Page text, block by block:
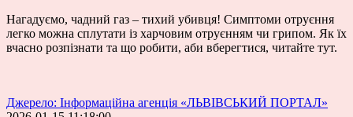
Нагадуємо, чадний газ – тихий убивця! Симптоми отруєння
легко можна сплутати із харчовим отруєнням чи грипом. Як їх
вчасно розпізнати та що робити, аби вберегтися, читайте тут.
Джерело: Інформаційна агенція «ЛЬВІВСЬКИЙ ПОРТАЛ»